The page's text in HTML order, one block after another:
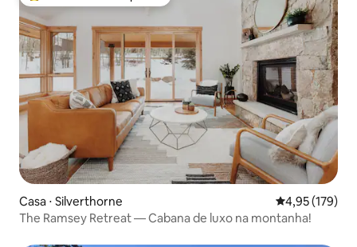
Casa ⋅ Silverthorne 4,95 de uma
4,95 (179)
The Ramsey Retreat — Cabana de luxo na montanha!